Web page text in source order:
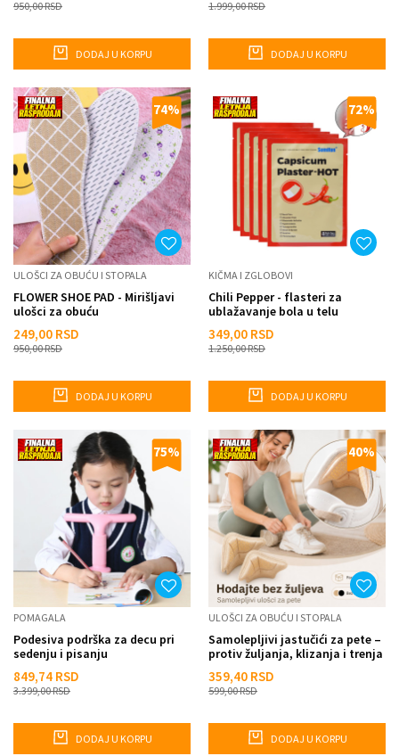
950,00RSD
DODAJ U KORPU
1.999,00RSD
DODAJ U KORPU
74%
ULOŠCI ZA OBUĆU I STOPALA
FLOWER SHOE PAD - Mirišljavi
ulošci za obuću
249,00 RSD
950,00RSD
DODAJ U KORPU
72%
KIČMA I ZGLOBOVI
Chili Pepper - flasteri za
ublažavanje bola u telu
349,00 RSD
1.250,00RSD
DODAJ U KORPU
75%
POMAGALA
Podesiva podrška za decu pri
sedenju i pisanju
849,74 RSD
3.399,00RSD
DODAJ U KORPU
40%
ULOŠCI ZA OBUĆU I STOPALA
Samolepljivi jastučići za pete –
protiv žuljanja, klizanja i trenja
359,40 RSD
599,00RSD
DODAJ U KORPU